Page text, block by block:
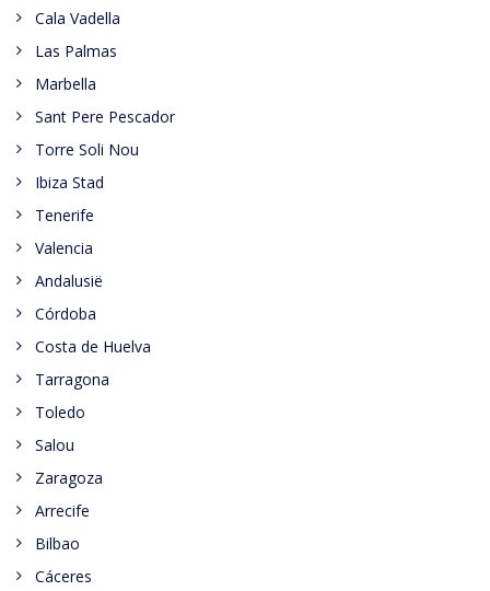
Cala Vadella
Las Palmas
Marbella
Sant Pere Pescador
Torre Soli Nou
Ibiza Stad
Tenerife
Valencia
Andalusië
Córdoba
Costa de Huelva
Tarragona
Toledo
Salou
Zaragoza
Arrecife
Bilbao
Cáceres